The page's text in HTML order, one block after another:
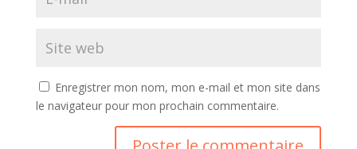
Enregistrer mon nom, mon e-mail et mon site dans
le navigateur pour mon prochain commentaire.